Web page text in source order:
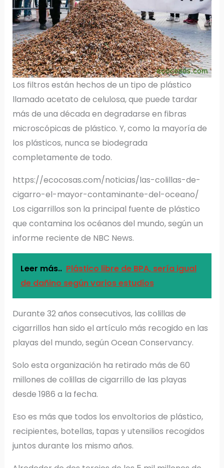
Los filtros están hechos de un tipo de plástico
llamado acetato de celulosa, que puede tardar
más de una década en degradarse en fibras
microscópicas de plástico. Y, como la mayoría de
los plásticos, nunca se biodegrada
completamente de todo.
https://ecocosas.com/noticias/las-colillas-de-
cigarro-el-mayor-contaminante-del-oceano/
Los cigarrillos son la principal fuente de plástico
que contamina los océanos del mundo, según un
informe reciente de NBC News.
Leer más.. Plástico libre de BPA, sería igual
de dañino según varios estudios
Durante 32 años consecutivos, las colillas de
cigarrillos han sido el artículo más recogido en las
playas del mundo, según Ocean Conservancy.
Solo esta organización ha retirado más de 60
millones de colillas de cigarrillo de las playas
desde 1986 a la fecha.
Eso es más que todos los envoltorios de plástico,
recipientes, botellas, tapas y utensilios recogidos
juntos durante los mismo años.